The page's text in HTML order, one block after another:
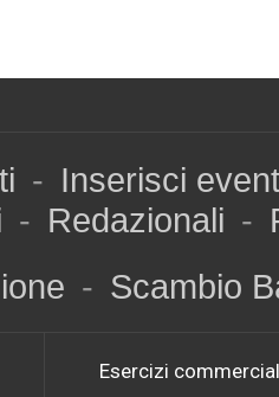
- Inserisci
- Redazionali -
- Scambio
Esercizi